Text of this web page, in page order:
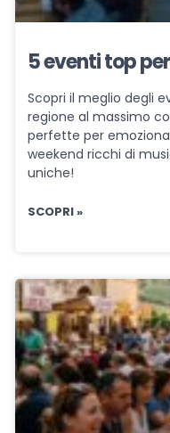
5 eventi top
Scopri il meglio degli
regione al massimo
perfette per
weekend ricchi di
uniche!
SCOPRI »